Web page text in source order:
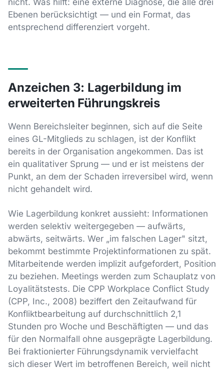
nicht. Was hilft: eine externe Diagnose, die alle drei
Ebenen berücksichtigt — und ein Format, das
entsprechend differenziert vorgeht.
Anzeichen 3: Lagerbildung im
erweiterten Führungskreis
Wenn Bereichsleiter beginnen, sich auf die Seite
eines GL-Mitglieds zu schlagen, ist der Konflikt
bereits in der Organisation angekommen. Das ist
ein qualitativer Sprung — und er ist meistens der
Punkt, an dem der Schaden irreversibel wird, wenn
nicht gehandelt wird.
Wie Lagerbildung konkret aussieht: Informationen
werden selektiv weitergegeben — aufwärts,
abwärts, seitwärts. Wer „im falschen Lager" sitzt,
bekommt bestimmte Projektinformationen zu spät.
Mitarbeitende werden implizit aufgefordert, Position
zu beziehen. Meetings werden zum Schauplatz von
Loyalitätstests. Die CPP Workplace Conflict Study
(CPP, Inc., 2008) beziffert den Zeitaufwand für
Konfliktbearbeitung auf durchschnittlich 2,1
Stunden pro Woche und Beschäftigten — und das
für den Normalfall ohne ausgeprägte Lagerbildung.
Bei fraktionierter Führungsdynamik vervielfacht
sich dieser Wert im betroffenen Bereich, weil nicht